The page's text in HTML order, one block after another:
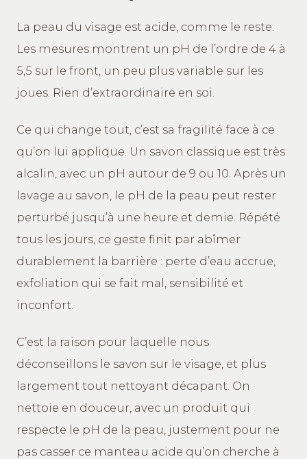
La peau du visage est acide, comme le reste.
Les mesures montrent un pH de l’ordre de 4 à
5,5 sur le front, un peu plus variable sur les
joues. Rien d’extraordinaire en soi.
Ce qui change tout, c’est sa fragilité face à ce
qu’on lui applique. Un savon classique est très
alcalin, avec un pH autour de 9 ou 10. Après un
lavage au savon, le pH de la peau peut rester
perturbé jusqu’à une heure et demie. Répété
tous les jours, ce geste finit par abîmer
durablement la barrière : perte d’eau accrue,
exfoliation qui se fait mal, sensibilité et
inconfort.
C’est la raison pour laquelle nous
déconseillons le savon sur le visage, et plus
largement tout nettoyant décapant. On
nettoie en douceur, avec un produit qui
respecte le pH de la peau, justement pour ne
pas casser ce manteau acide qu’on cherche à